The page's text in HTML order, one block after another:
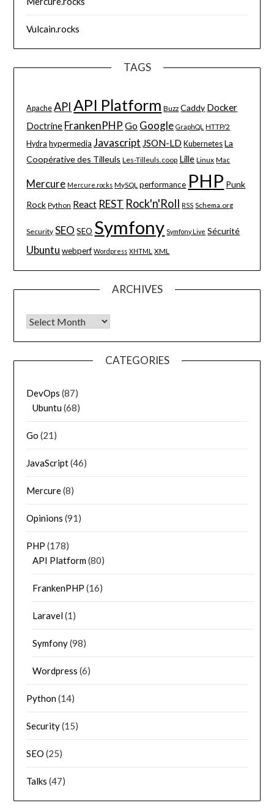
Vulcain.rocks
TAGS
Apache API API Platform Buzz Caddy Docker
Doctrine FrankenPHP Go Google GraphQL HTTP/2
Hydra hypermedia Javascript JSON-LD Kubernetes La
Coopérative des Tilleuls Les-Tilleuls.coop Lille Linux Mac
Mercure Mercure.rocks MySQL performance PHP Punk
Rock Python React REST Rock'n'Roll RSS Schema.org
Security SEO SEO Symfony Symfony Live Sécurité
Ubuntu webperf Wordpress XHTML XML
ARCHIVES
Archives
CATEGORIES
DevOps (87)
Ubuntu(68)
Go (21)
JavaScript(46)
Mercure(8)
Opinions (91)
PHP (178)
API Platform(80)
FrankenPHP (16)
Laravel(1)
Symfony(98)
Wordpress (6)
Python(14)
Security(15)
SEO (25)
Talks (47)